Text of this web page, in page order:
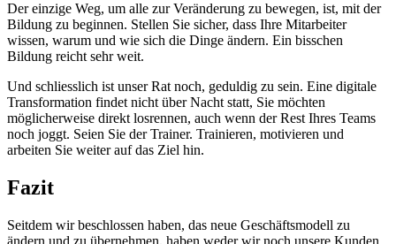
Der einzige Weg, um alle zur Veränderung zu bewegen, ist, mit der
Bildung zu beginnen. Stellen Sie sicher, dass Ihre Mitarbeiter
wissen, warum und wie sich die Dinge ändern. Ein bisschen
Bildung reicht sehr weit.
Und schliesslich ist unser Rat noch, geduldig zu sein. Eine digitale
Transformation findet nicht über Nacht statt, Sie möchten
möglicherweise direkt losrennen, auch wenn der Rest Ihres Teams
noch joggt. Seien Sie der Trainer. Trainieren, motivieren und
arbeiten Sie weiter auf das Ziel hin.
Fazit
Seitdem wir beschlossen haben, das neue Geschäftsmodell zu